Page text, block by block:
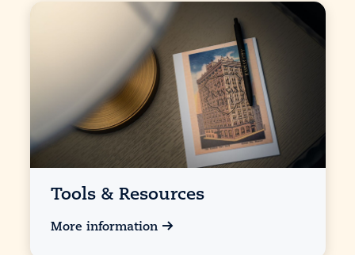
Tools & Resources
More information